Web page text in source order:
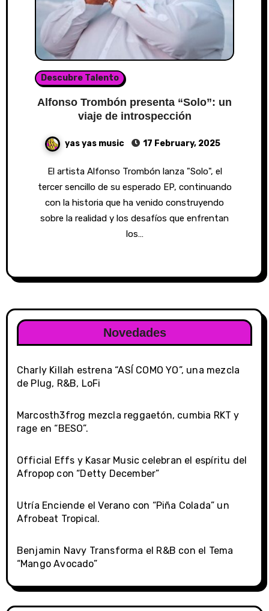
Descubre Talento
Alfonso Trombón presenta “Solo”: un
viaje de introspección
yas yas music 17 February, 2025
El artista Alfonso Trombón lanza "Solo", el
tercer sencillo de su esperado EP, continuando
con la historia que ha venido construyendo
sobre la realidad y los desafíos que enfrentan
los…
Novedades
Charly Killah estrena “ASÍ COMO YO”, una mezcla
de Plug, R&B, LoFi
Marcosth3frog mezcla reggaetón, cumbia RKT y
rage en “BESO”.
Official Effs y Kasar Music celebran el espíritu del
Afropop con “Detty December”
Utría Enciende el Verano con “Piña Colada” un
Afrobeat Tropical.
Benjamin Navy Transforma el R&B con el Tema
“Mango Avocado”